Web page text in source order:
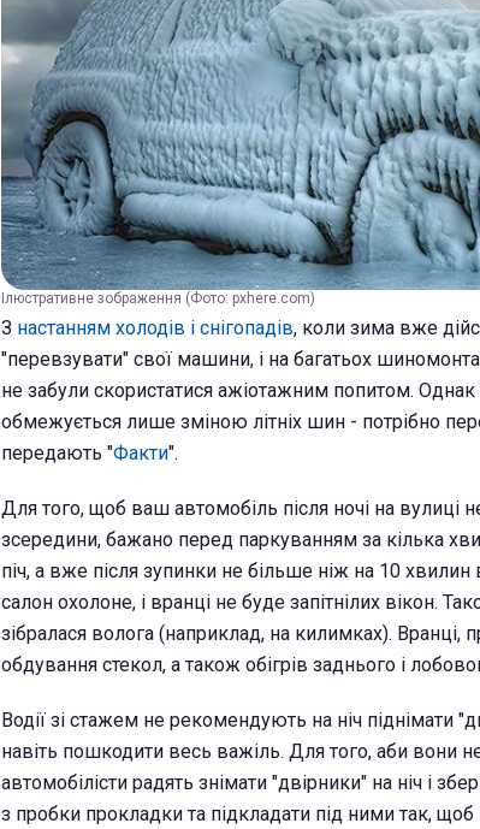
Ілюстративне зображення (Фото: pxhere.com)
З настанням холодів і снігопадів, коли зима вже
"перевзувати" свої машини, і на багатьох
не забули скористатися ажіотажним попитом.
обмежується лише зміною літніх шин - потрібно
передають "Факти".
Для того, щоб ваш автомобіль після ночі на вулиці
зсередини, бажано перед паркуванням за кілька
піч, а вже після зупинки не більше ніж на 10
салон охолоне, і вранці не буде запітнілих вікон.
зібралася волога (наприклад, на килимках).
обдування стекол, а також обігрів заднього і
Водії зі стажем не рекомендують на ніч піднімати
навіть пошкодити весь важіль. Для того, аби вони
автомобілісти радять знімати "двірники" на ніч і
з пробки прокладки та підкладати під ними так, щоб